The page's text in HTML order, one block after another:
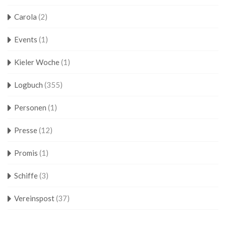
Carola (2)
Events (1)
Kieler Woche(1)
Logbuch (355)
Personen (1)
Presse(12)
Promis (1)
Schiffe(3)
Vereinspost(37)